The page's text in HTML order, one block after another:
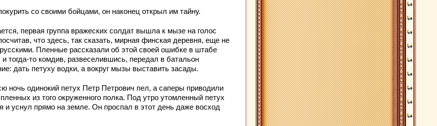
со своими бойцами, он наконец открыл им тайну.
первая группа вражеских солдат вышла к мызе на голос
что здесь, так сказать, мирная финская деревня, еще не
Пленные рассказали об этой своей ошибке в штабе
и тогда-то комдив, развеселившись, передал в батальон
дать петуху водки, а вокруг мызы выставить засады.
ночь одинокий петух Петр Петрович пел, а саперы приводили
из того окруженного полка. Под утро утомленный петух
и уснул прямо на земле. Он проспал в этот день даже восход